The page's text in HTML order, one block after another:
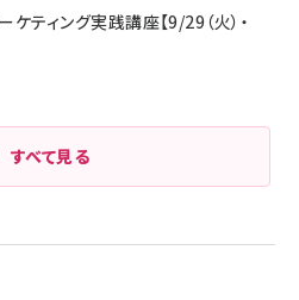
ィング実践講座【9/29（火）・
すべて見る